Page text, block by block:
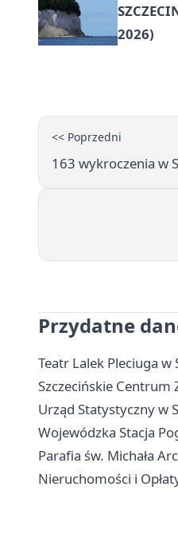
2026)
<< Poprzedni
163 wykroczenia w
Przydatne
Teatr Lalek Pleciuga
Szczecińskie
Urząd Statystyczny w
Wojewódzka Stacja
Parafia św. Michała
Nieruchomości i